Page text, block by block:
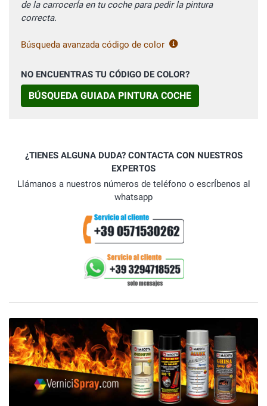
de la carrocerÍa en tu coche para pedir la pintura
correcta.
Búsqueda avanzada código de color
NO ENCUENTRAS TU CÓDIGO DE COLOR?
BÚSQUEDA GUIADA PINTURA COCHE
¿TIENES ALGUNA DUDA? CONTACTA CON NUESTROS
EXPERTOS
Llámanos a nuestros números de teléfono o escrÍbenos al
whatsapp